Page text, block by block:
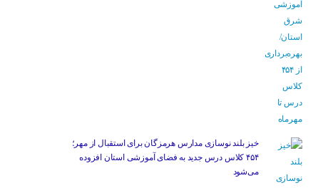
خیز بلند نوسازی مدارس هرمزگان برای استقبال از مهر؛
۴۵۴ کلاس درس جدید به فضای آموزشی استان افزوده
می‌شود